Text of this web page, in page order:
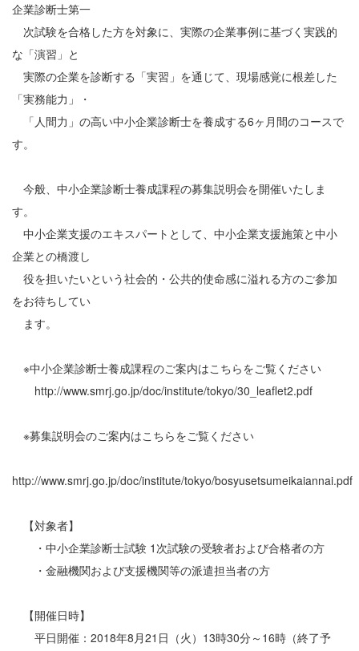
企業診断士第一
次試験を合格した方を対象に、実際の企業事例に基づく実践的
な「演習」と
実際の企業を診断する「実習」を通じて、現場感覚に根差した
「実務能力」・
「人間力」の高い中小企業診断士を養成する6ヶ月間のコースで
す。
今般、中小企業診断士養成課程の募集説明会を開催いたしま
す。
中小企業支援のエキスパートとして、中小企業支援施策と中小
企業との橋渡し
役を担いたいという社会的・公共的使命感に溢れる方のご参加
をお待ちしてい
ます。
※中小企業診断士養成課程のご案内はこちらをご覧ください
http://www.smrj.go.jp/doc/institute/tokyo/30_leaflet2.pdf
※募集説明会のご案内はこちらをご覧ください
http://www.smrj.go.jp/doc/institute/tokyo/bosyusetsumeikaiannai.pdf
【対象者】
・中小企業診断士試験 1次試験の受験者および合格者の方
・金融機関および支援機関等の派遣担当者の方
【開催日時】
平日開催：2018年8月21日（火）13時30分～16時（終了予